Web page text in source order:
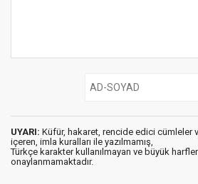
UYARI: Küfür, hakaret, rencide edici cümleler
içeren, imla kuralları ile yazılmamış,
Türkçe karakter kullanılmayan ve büyük
onaylanmamaktadır.